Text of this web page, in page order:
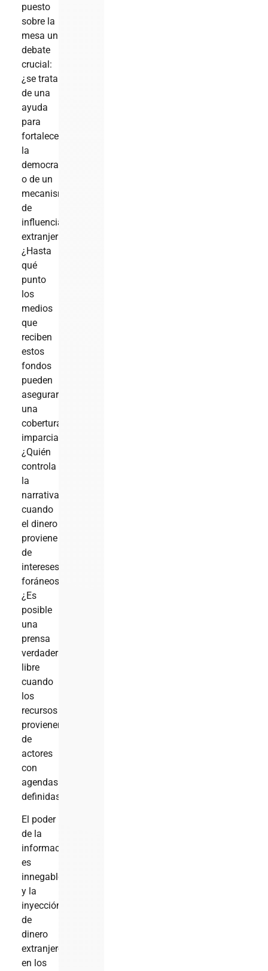
puesto
sobre la
mesa un
debate
crucial:
¿se trata
de una
ayuda
para
fortalecer
la
democracia
o de un
mecanismo
de
influencia
extranjera?
¿Hasta
qué
punto
los
medios
que
reciben
estos
fondos
pueden
asegurar
una
cobertura
imparcial?
¿Quién
controla
la
narrativa
cuando
el dinero
proviene
de
intereses
foráneos?
¿Es
posible
una
prensa
verdaderamente
libre
cuando
los
recursos
provienen
de
actores
con
agendas
definidas?
El poder
de la
información
es
innegable
y la
inyección
de
dinero
extranjero
en los